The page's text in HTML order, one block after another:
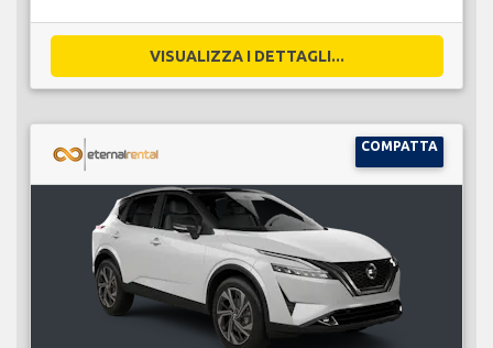
VISUALIZZA I DETTAGLI...
COMPATTA